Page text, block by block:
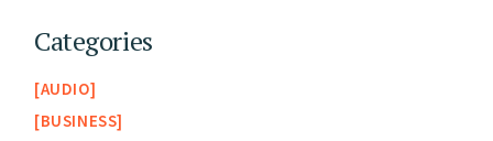
Categories
AUDIO
BUSINESS